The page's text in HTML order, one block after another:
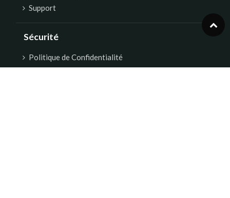
Support
Sécurité
Politique de Confidentialité
Politique de remboursement